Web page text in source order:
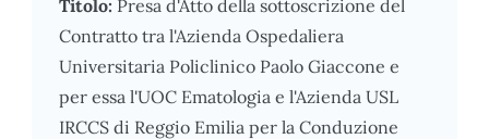
Titolo: Presa d'Atto della sottoscrizione del
Contratto tra l'Azienda Ospedaliera
Universitaria Policlinico Paolo Giaccone e
per essa l'UOC Ematologia e l'Azienda USL
IRCCS di Reggio Emilia per la Conduzione